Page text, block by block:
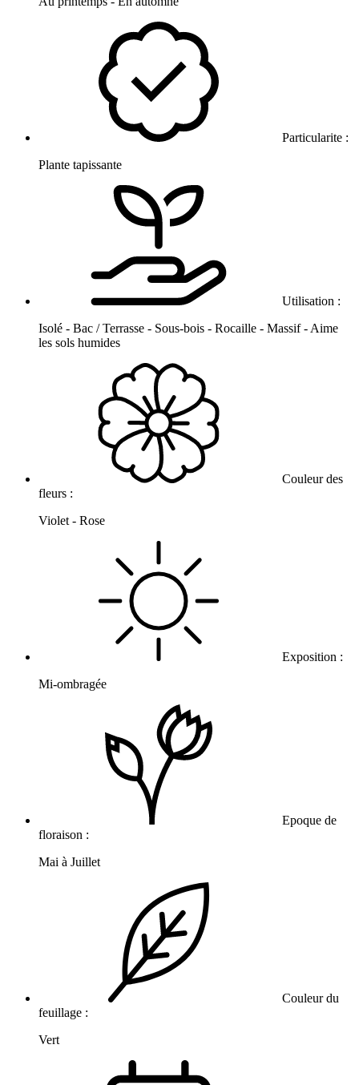
Particularite :
Plante tapissante
Utilisation :
Isolé - Bac / Terrasse - Sous-bois - Rocaille - Massif - Aime
les sols humides
Couleur des
fleurs :
Violet - Rose
Exposition :
Mi-ombragée
Epoque de
floraison :
Mai à Juillet
Couleur du
feuillage :
Vert